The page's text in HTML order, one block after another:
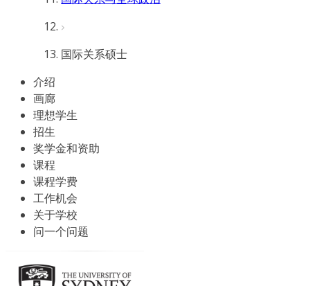
国际关系硕士
介绍
画廊
理想学生
招生
奖学金和资助
课程
课程学费
工作机会
关于学校
问一个问题